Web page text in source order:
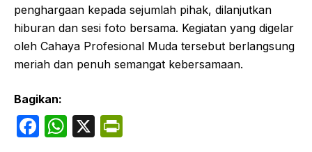
penghargaan kepada sejumlah pihak, dilanjutkan
hiburan dan sesi foto bersama. Kegiatan yang digelar
oleh Cahaya Profesional Muda tersebut berlangsung
meriah dan penuh semangat kebersamaan.
Bagikan:
F
W X